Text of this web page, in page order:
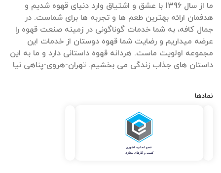
ما از سال 1396 با عشق و اشتیاق وارد دنیای قهوه شدیم و
هدفمان ارائه بهترین طعم ها و تجربه ها برای شماست. در
جمال کافه، به شما خدمات گوناگونی در زمینه صنعت قهوه را
عرضه میداریم و رضایت شما قهوه دوستان از خدمات این
مجموعه اولویت ماست. هردانه قهوه داستانی دارد و ما به این
داستان های جذاب زندگی می بخشیم. تهران-هروی-پناهی نیا
نمادها